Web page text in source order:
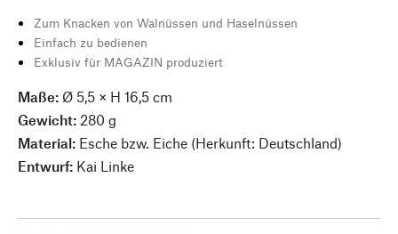
Zum Knacken von Walnüssen und Haselnüssen
Einfach zu bedienen
Exklusiv für MAGAZIN produziert
Maße: Ø 5,5 × H 16,5 cm
Gewicht: 280 g
Material: Esche bzw. Eiche (Herkunft: Deutschland)
Entwurf: Kai Linke